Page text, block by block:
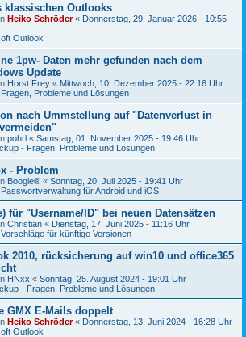
klassischen Outlooks
Heiko Schröder« Donnerstag, 29. Januar 2026 - 10:55
Outlook
1pw- Daten mehr gefunden nach dem
Update
Horst Frey « Mittwoch, 10. Dezember 2025 - 22:16 Uhr
Probleme und Lösungen
nach Ummstellung auf "Datenverlust in
pohrl « Samstag, 01. November 2025 - 19:46 Uhr
- Fragen, Probleme und Lösungen
- Problem
Boogie® « Sonntag, 20. Juli 2025 - 19:41 Uhr
für Android und iOS
für "Username/ID" bei neuen Datensätzen
Christian « Dienstag, 17. Juni 2025 - 11:16 Uhr
für künftige Versionen
2010, rücksicherung auf win10 und office365
HNxx « Sonntag, 25. August 2024 - 19:01 Uhr
- Fragen, Probleme und Lösungen
GMX E-Mails doppelt
Heiko Schröder« Donnerstag, 13. Juni 2024 - 16:28 Uhr
Outlook